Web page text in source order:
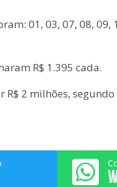
01, 03, 07, 08, 09,
R$ 1.395 cada.
2 milhões, segundo